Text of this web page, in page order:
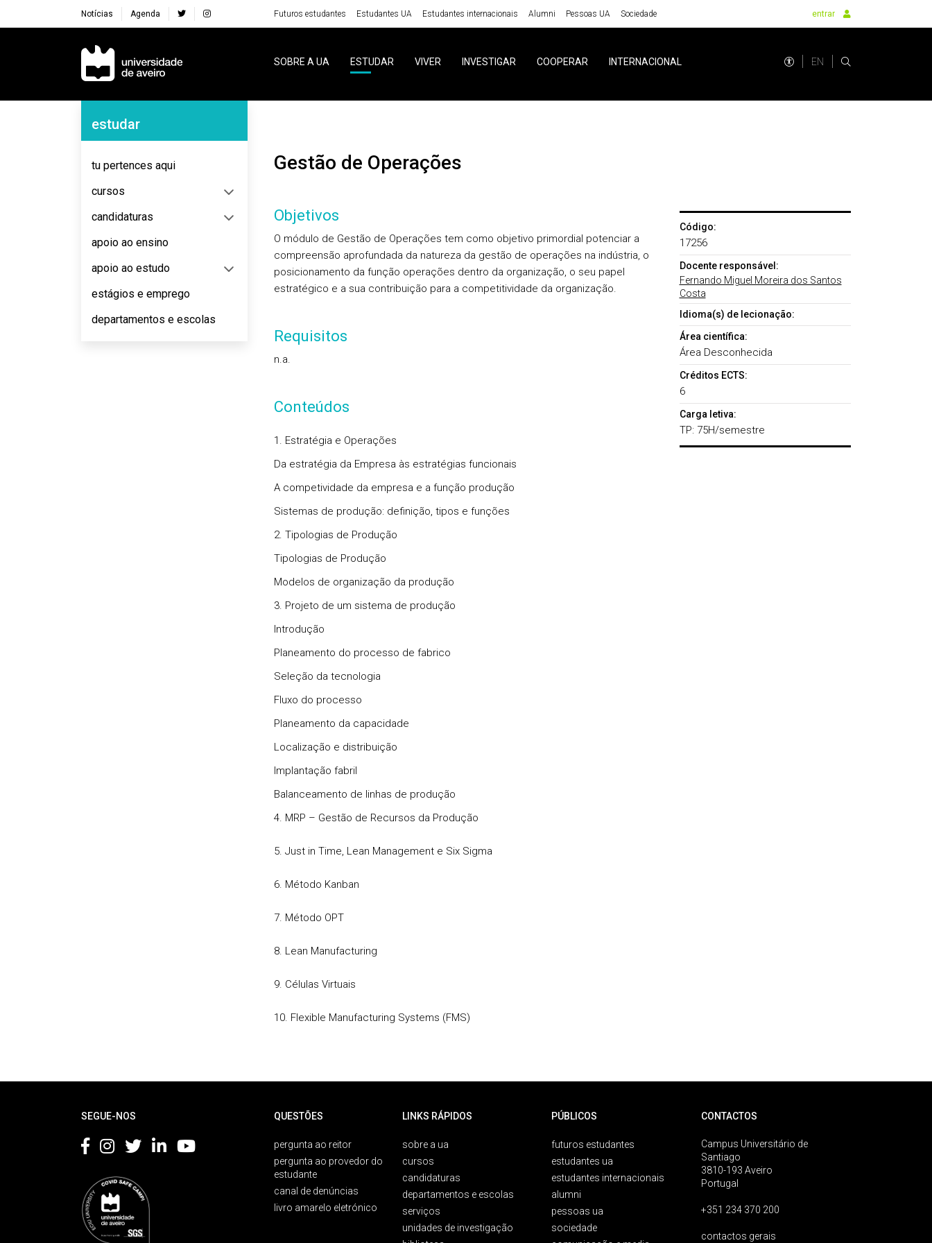
Notícias Agenda Futuros estudantes Estudantes UA Estudantes internacionais Alumni Pessoas UA Sociedade entrar
Navegação Principal
SOBRE A UA ESTUDAR VIVER INVESTIGAR COOPERAR INTERNACIONAL EN
Navegação Lateral
estudar
tu pertences aqui
cursos
candidaturas
apoio ao ensino
apoio ao estudo
estágios e emprego
departamentos e escolas
Gestão de Operações
Objetivos
O módulo de Gestão de Operações tem como objetivo primordial potenciar a
compreensão aprofundada da natureza da gestão de operações na indústria, o
posicionamento da função operações dentro da organização, o seu papel
estratégico e a sua contribuição para a competitividade da organização.
Requisitos
n.a.
Conteúdos
1. Estratégia e Operações
Da estratégia da Empresa às estratégias funcionais
A competividade da empresa e a função produção
Sistemas de produção: definição, tipos e funções
2. Tipologias de Produção
Tipologias de Produção
Modelos de organização da produção
3. Projeto de um sistema de produção
Introdução
Planeamento do processo de fabrico
Seleção da tecnologia
Fluxo do processo
Planeamento da capacidade
Localização e distribuição
Implantação fabril
Balanceamento de linhas de produção
4. MRP – Gestão de Recursos da Produção
5. Just in Time, Lean Management e Six Sigma
6. Método Kanban
7. Método OPT
8. Lean Manufacturing
9. Células Virtuais
10. Flexible Manufacturing Systems (FMS)
Código:
17256
Docente responsável:
Fernando Miguel Moreira dos Santos
Costa
Idioma(s) de lecionação:
Área científica:
Área Desconhecida
Créditos ECTS:
6
Carga letiva:
TP: 75H/semestre
SEGUE-NOS QUESTÕES
pergunta ao reitor
pergunta ao provedor do
estudante
canal de denúncias
livro amarelo eletrónico
LINKS RÁPIDOS
sobre a ua
cursos
candidaturas
departamentos e escolas
serviços
unidades de investigação
PÚBLICOS
futuros estudantes
estudantes ua
estudantes internacionais
alumni
pessoas ua
sociedade
CONTACTOS
Campus Universitário de
Santiago
3810-193 Aveiro
Portugal
+351 234 370 200
contactos gerais